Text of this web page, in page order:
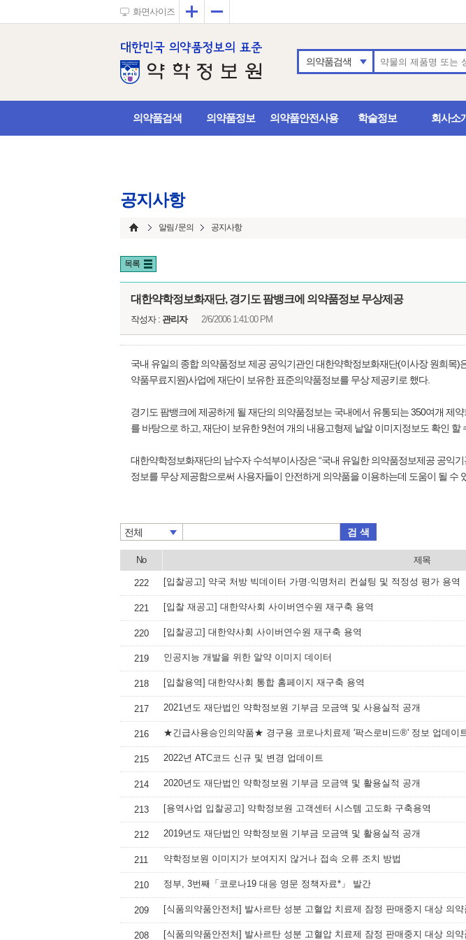
화면사이즈 확대
의약품검색
의약품검색 의약품정보 의약품안전사용 학술정보 회사소
공지사항
알림 / 문의 공지사항
목록
대한약학정보화재단, 경기도 팜뱅크에 의약품정보 무상제공
작성자 : 관리자 2/6/2006 1:41:00 PM
국내 유일의 종합 의약품정보 제공 공익기관인 대한약학정보화재단(이사장 원희목
약품무료지원)사업에 재단이 보유한 표준의약품정보를 무상 제공키로 했다.
경기도 팜뱅크에 제공하게 될 재단의 의약품정보는 국내에서 유통되는 350여개 제
를 바탕으로 하고, 재단이 보유한 9천여 개의 내용고형제 낱알 이미지정보도 확인 할
대한약학정보화재단의 남수자 수석부이사장은 “국내 유일한 의약품정보제공 공익
정보를 무상 제공함으로써 사용자들이 안전하게 의약품을 이용하는데 도움이 될 수
전체 검 색
No 제목
222 [입찰공고] 약국 처방 빅데이터 가명·익명처리 컨설팅 및 적정성 평가 용역
221 [입찰 재공고] 대한약사회 사이버연수원 재구축 용역
220 [입찰공고] 대한약사회 사이버연수원 재구축 용역
219 인공지능 개발을 위한 알약 이미지 데이터
218 [입찰용역] 대한약사회 통합 홈페이지 재구축 용역
217 2021년도 재단법인 약학정보원 기부금 모금액 및 사용실적 공개
216 ★긴급사용승인의약품★ 경구용 코로나치료제 '팍스로비드®' 정보 업데이
215 2022년 ATC코드 신규 및 변경 업데이트
214 2020년도 재단법인 약학정보원 기부금 모금액 및 활용실적 공개
213 [용역사업 입찰공고] 약학정보원 고객센터 시스템 고도화 구축용역
212 2019년도 재단법인 약학정보원 기부금 모금액 및 활용실적 공개
211 약학정보원 이미지가 보여지지 않거나 접속 오류 조치 방법
210 정부, 3번째「코로나19 대응 영문 정책자료*」 발간
209
208